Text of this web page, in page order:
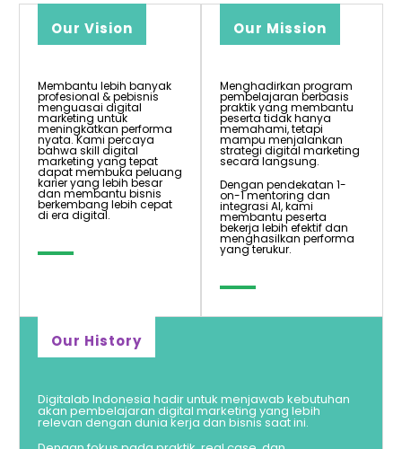
Our Vision
Membantu lebih banyak
profesional & pebisnis
menguasai digital
marketing untuk
meningkatkan performa
nyata. Kami percaya
bahwa skill digital
marketing yang tepat
dapat membuka peluang
karier yang lebih besar
dan membantu bisnis
berkembang lebih cepat
di era digital.
Our Mission
Menghadirkan program
pembelajaran berbasis
praktik yang membantu
peserta tidak hanya
memahami, tetapi
mampu menjalankan
strategi digital marketing
secara langsung.
Dengan pendekatan 1-
on-1 mentoring dan
integrasi AI, kami
membantu peserta
bekerja lebih efektif dan
menghasilkan performa
yang terukur.
Our History
Digitalab Indonesia hadir untuk menjawab kebutuhan
akan pembelajaran digital marketing yang lebih
relevan dengan dunia kerja dan bisnis saat ini.